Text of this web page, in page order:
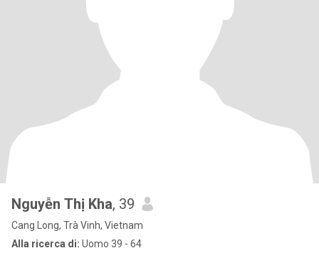
Nguyễn Thị Kha, 39
Cang Long, Trà Vinh, Vietnam
Alla ricerca di: Uomo 39 - 64